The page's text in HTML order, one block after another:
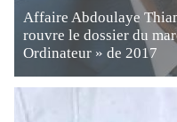
Affaire Abdoulaye
rouvre le dossier du
Ordinateur » de 2017